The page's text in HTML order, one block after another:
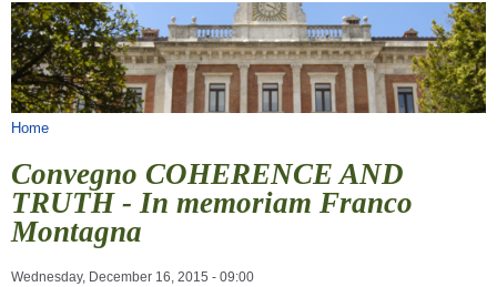
LABORATORIES
LIBRARIES
SERVICES
You are here
Home
Convegno COHERENCE AND
TRUTH - In memoriam Franco
Montagna
Wednesday, December 16, 2015 - 09:00